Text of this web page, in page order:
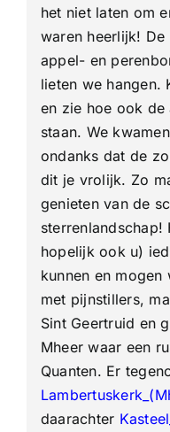
het niet laten om
waren heerlijk!
appel- en
lieten we hangen.
en zie hoe ook
staan. We
ondanks dat de
dit je vrolijk. Zo
genieten van de
sterrenlandschap!
hopelijk ook u)
kunnen en mogen
met pijnstillers,
Sint Geertruid en
Mheer waar een
Quanten. Er
daarachter